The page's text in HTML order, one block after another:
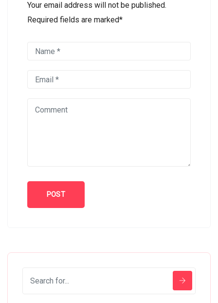
Your email address will not be published.
Required fields are marked*